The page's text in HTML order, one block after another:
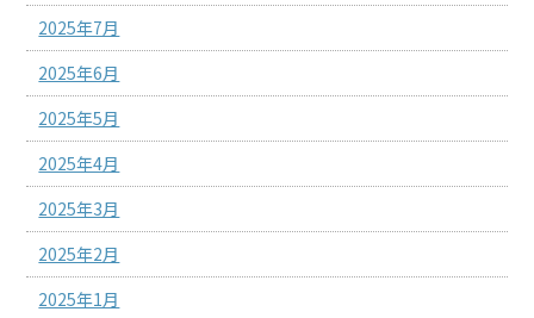
2025年7月
2025年6月
2025年5月
2025年4月
2025年3月
2025年2月
2025年1月